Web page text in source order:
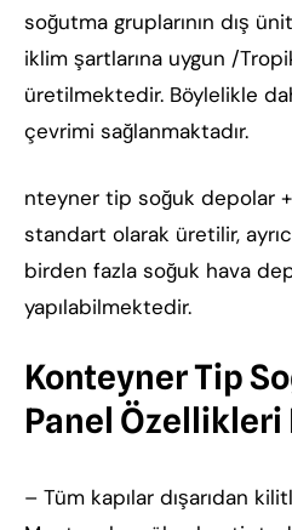
soğutma gruplarının dış
iklim şartlarına uygun /
üretilmektedir. Böylelikle
çevrimi sağlanmaktadır.
nteyner tip soğuk depolar
standart olarak üretilir,
birden fazla soğuk hava
yapılabilmektedir.
Konteyner Tip
Panel Özellikleri
– Tüm kapılar dışarıdan